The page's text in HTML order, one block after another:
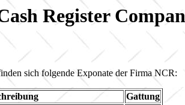
Register
sich folgende Exponate der Firma NCR:
Gattung